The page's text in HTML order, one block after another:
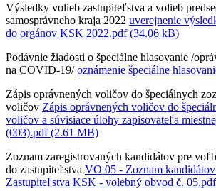
Výsledky volieb zastupiteľstva a volieb
samosprávneho kraja 2022 uverejnenie
do orgánov KSK 2022.pdf (34.06 kB)
Podávnie žiadosti o špeciálne hlasovanie /
na COVID-19/oznámenie špeciálne
Zápis oprávnených voličov do špeciálnych
voličov Zápis oprávnených voličov do
voličov a súvisiace úlohy zapisovateľa
(003).pdf (2.61 MB)
Zoznam zaregistrovaných kandidátov pre
do zastupiteľstva VO 05 - Zoznam
Zastupiteľstva KSK - volebný obvod č.